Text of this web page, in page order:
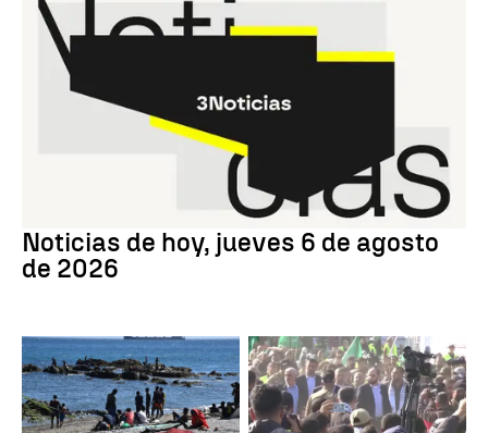
Noticias de hoy, jueves 6 de agosto
de 2026